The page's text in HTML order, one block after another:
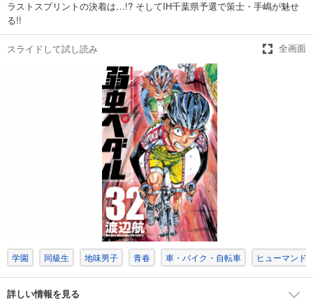
ラストスプリントの決着は…!? そしてIH千葉県予選で策士・手嶋が魅せ
る!!
スライドして試し読み 全画面
学園 同級生 地味男子 青春 車・バイク・自転車 ヒューマンド
詳しい情報を見る
試し読み
あらすじを表示する
弱虫ペダル 27
円 (税込)
あらすじを表示する
弱虫ペダル 28
円 (税込)
試し読み
弱虫ペダル 29